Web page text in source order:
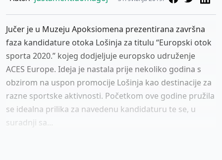
Jučer je u Muzeju Apoksiomena prezentirana završna
faza kandidature otoka Lošinja za titulu “Europski otok
sporta 2020.” kojeg dodjeljuje europsko udruženje
ACES Europe. Ideja je nastala prije nekoliko godina s
obzirom na uspon promocije Lošinja kao destinacije za
razne sportske aktivnosti. Početkom ove godine pružila
se idealna prilika za navedenu kandidaturu te se, u
suradnji sa...